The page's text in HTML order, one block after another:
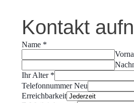
Kontakt
Name *
Ihr Alter *
Telefonnummer Neu
Erreichbarkeit